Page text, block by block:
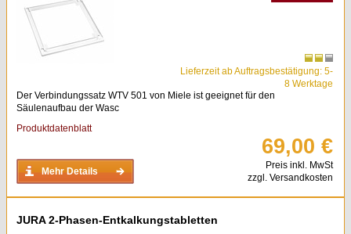
Lieferzeit ab Auftragsbestätigung: 5-
8 Werktage
Der Verbindungssatz WTV 501 von Miele ist geeignet für den
Säulenaufbau der Wasc
Produktdatenblatt
Mehr Details
69,00 €
Preis inkl. MwSt
zzgl. Versandkosten
JURA 2-Phasen-Entkalkungstabletten